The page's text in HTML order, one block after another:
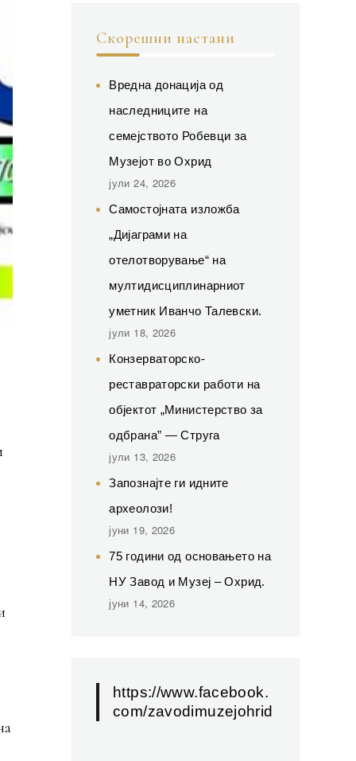
Скорешни настани
Вредна донација од
наследниците на
семејството Робевци за
Музејот во Охрид
јули 24, 2026
Самостојната изложба
„Дијаграми на
отелотворување“ на
мултидисциплинарниот
уметник Иванчо Талевски.
јули 18, 2026
Конзерваторско-
реставраторски работи на
објектот „Министерство за
одбрана” — Струга
јули 13, 2026
Запознајте ги идните
археолози!
јуни 19, 2026
75 години од основањето на
НУ Завод и Музеј – Охрид.
јуни 14, 2026
https://www.facebook.
com/zavodimuzejohrid